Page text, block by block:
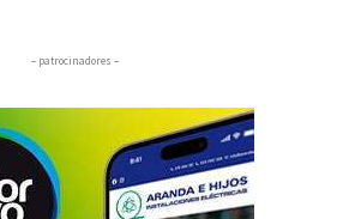
– patrocinadores –